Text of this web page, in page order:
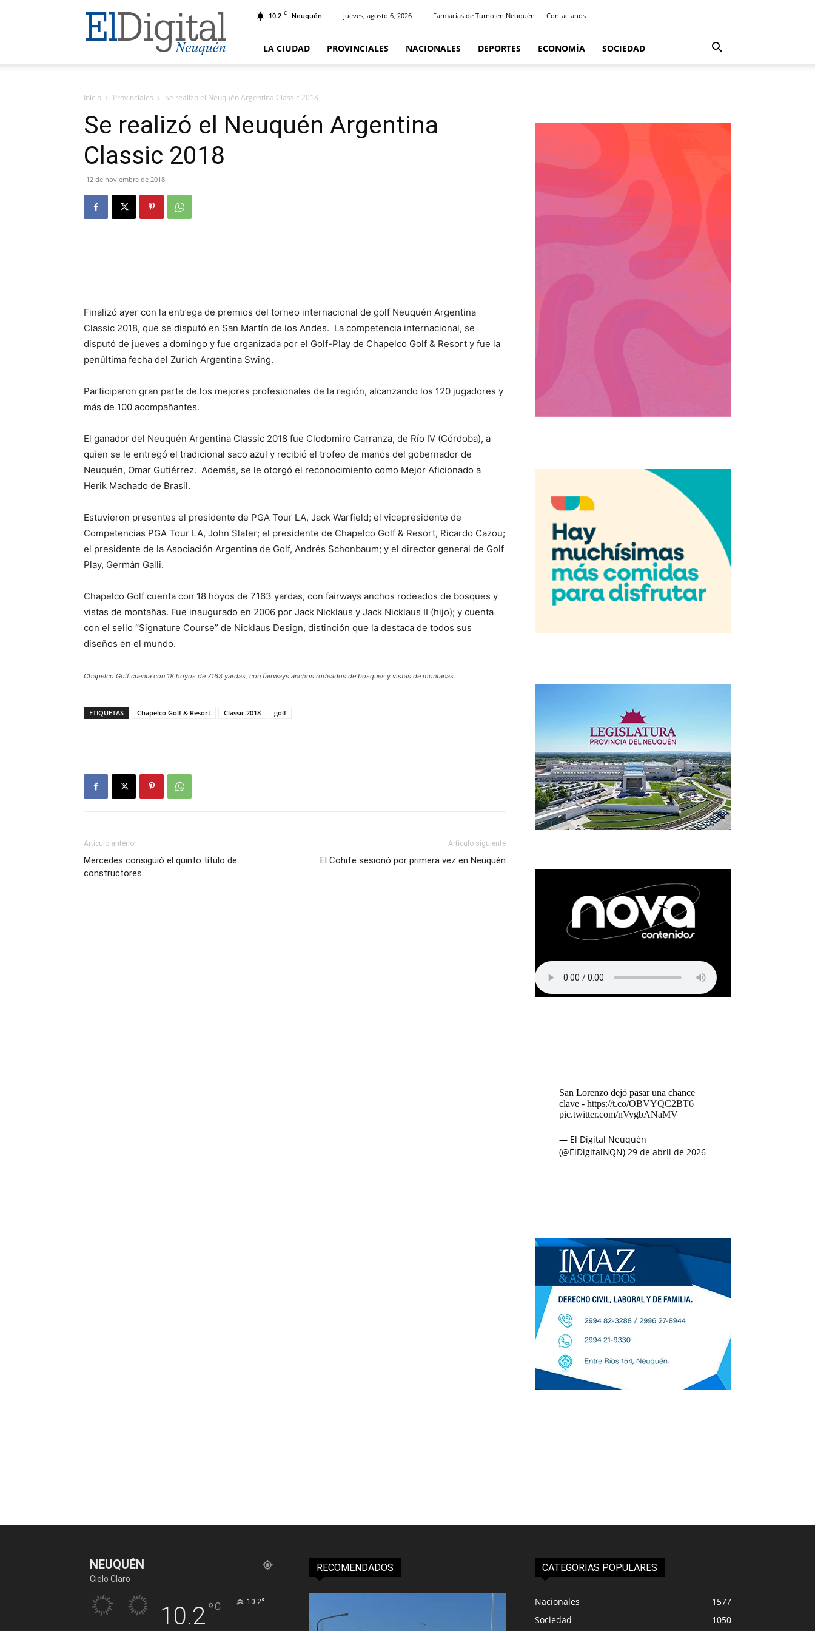
El
Digital
Neuquen
10.2 C Neuquén jueves, agosto 6, 2026 Farmacias de Turno en Neuquén Contactanos
LA CIUDAD PROVINCIALES NACIONALES DEPORTES ECONOMÍA SOCIEDAD
Inicio Provinciales Se realizó el Neuquén Argentina Classic 2018
Se realizó el Neuquén Argentina
Classic 2018
12 de noviembre de 2018
Finalizó ayer con la entrega de premios del torneo internacional de golf Neuquén Argentina
Classic 2018, que se disputó en San Martín de los Andes. La competencia internacional, se
disputó de jueves a domingo y fue organizada por el Golf-Play de Chapelco Golf & Resort y fue la
penúltima fecha del Zurich Argentina Swing.
Participaron gran parte de los mejores profesionales de la región, alcanzando los 120 jugadores y
más de 100 acompañantes.
El ganador del Neuquén Argentina Classic 2018 fue Clodomiro Carranza, de Río IV (Córdoba), a
quien se le entregó el tradicional saco azul y recibió el trofeo de manos del gobernador de
Neuquén, Omar Gutiérrez. Además, se le otorgó el reconocimiento como Mejor Aficionado a
Herik Machado de Brasil.
Estuvieron presentes el presidente de PGA Tour LA, Jack Warfield; el vicepresidente de
Competencias PGA Tour LA, John Slater; el presidente de Chapelco Golf & Resort, Ricardo Cazou;
el presidente de la Asociación Argentina de Golf, Andrés Schonbaum; y el director general de Golf
Play, Germán Galli.
Chapelco Golf cuenta con 18 hoyos de 7163 yardas, con fairways anchos rodeados de bosques y
vistas de montañas. Fue inaugurado en 2006 por Jack Nicklaus y Jack Nicklaus II (hijo); y cuenta
con el sello “Signature Course” de Nicklaus Design, distinción que la destaca de todos sus
diseños en el mundo.
Chapelco Golf cuenta con 18 hoyos de 7163 yardas, con fairways anchos rodeados de bosques y vistas de montañas.
ETIQUETAS Chapelco Golf & Resort Classic 2018 golf
Artículo anterior
Mercedes consiguió el quinto título de
constructores
Artículo siguiente
El Cohife sesionó por primera vez en Neuquén
San Lorenzo dejó pasar una chance
clave - https://t.co/OBVYQC2BT6
pic.twitter.com/nVygbANaMV
— El Digital Neuquén
(@ElDigitalNQN) 29 de abril de 2026
NEUQUÉN
Cielo Claro
10.2°C 10.2°
RECOMENDADOS CATEGORIAS POPULARES
Nacionales
1577
Sociedad
1050